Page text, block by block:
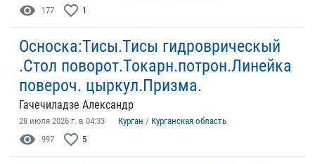
visibility 177 favorite_border 1
Осноска:Тисы.Тисы гидроврическый
.Стол поворот.Токарн.потрон.Линейка
повероч. цыркул.Призма.
Гачечиладзе Александр
28 июля 2026 г. в 04:33 Курган / Курганская область
visibility 997 favorite_border 5